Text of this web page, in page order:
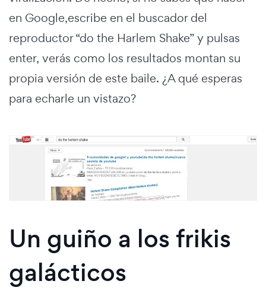
en Google,escribe en el buscador del
reproductor “do the Harlem Shake” y pulsas
enter, verás como los resultados montan su
propia versión de este baile. ¿A qué esperas
para echarle un vistazo?
Un guiño a los frikis
galácticos